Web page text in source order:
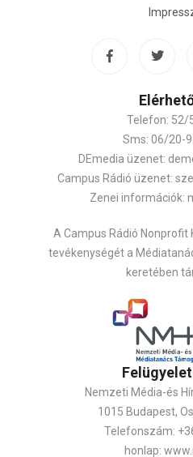
Telefon: 52/
Sms: 06/20-
DEmedia üzenet:
Campus Rádió üzenet:
Zenei információk:
A Campus Rádió
tevékenységét a
keretében
Nemzeti Média-és
1015 Budapest,
Telefonszám:
honlap: